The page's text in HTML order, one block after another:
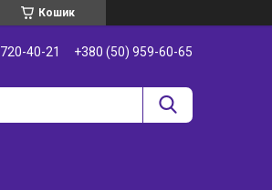
Кошик
40-21 +380 (50) 959-60-65